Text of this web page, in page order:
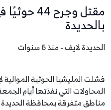
مقتل
بالحديدة
الحديدة لايف - منذ 6 سنوات
فشلت المليشيا الحوثية
مناطق متفرقة بمحافظة الحديدة